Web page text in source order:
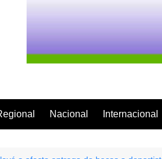
Nacional Internacional